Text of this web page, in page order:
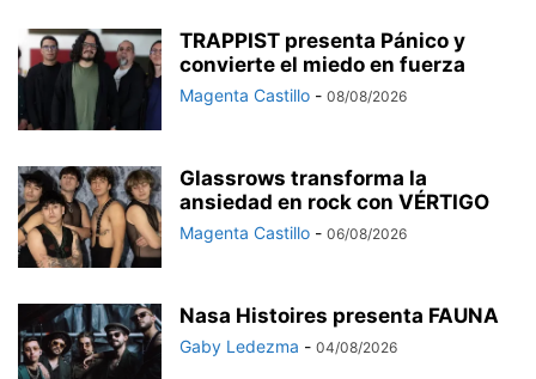
TRAPPIST presenta Pánico y
convierte el miedo en fuerza
Magenta Castillo - 08/08/2026
Glassrows transforma la
ansiedad en rock con VÉRTIGO
Magenta Castillo - 06/08/2026
Nasa Histoires presenta FAUNA
Gaby Ledezma - 04/08/2026